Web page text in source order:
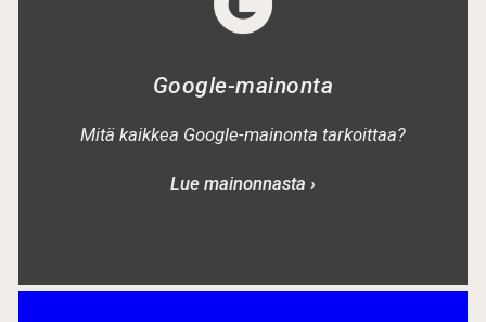
Google-mainonta
Mitä kaikkea Google-mainonta tarkoittaa?
Lue mainonnasta ›